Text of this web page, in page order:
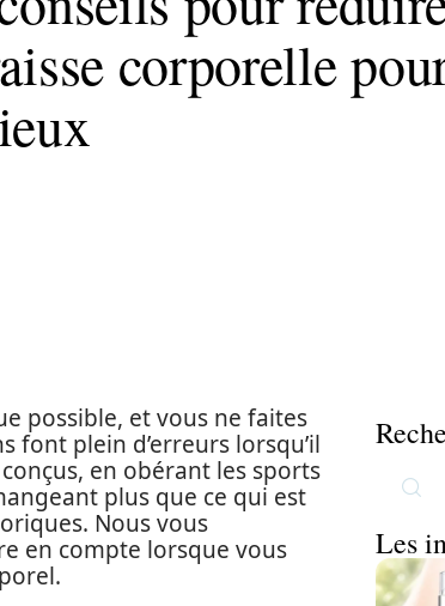
corporelle
possible, et vous ne faites
font plein d’erreurs lorsqu’il
en obérant les sports
plus que ce qui est
Nous vous
en compte lorsque vous
Les